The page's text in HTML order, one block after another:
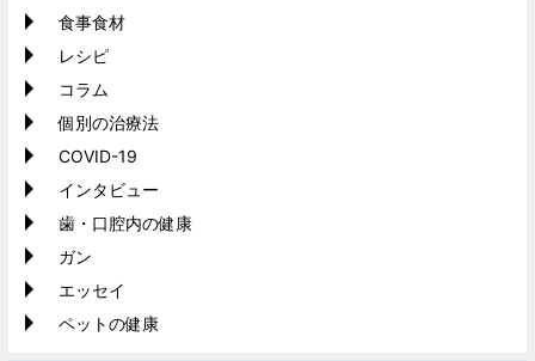
食事食材
レシピ
コラム
個別の治療法
COVID-19
インタビュー
歯・口腔内の健康
ガン
エッセイ
ペットの健康